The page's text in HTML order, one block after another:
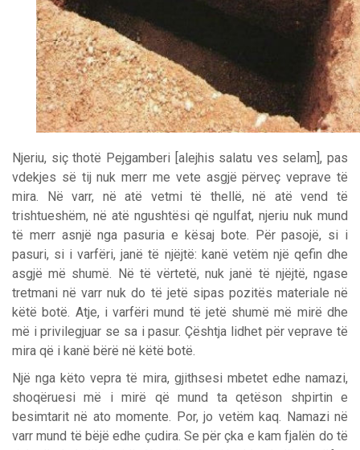
Njeriu, siç thotë Pejgamberi [alejhis salatu ves selam], pas
vdekjes së tij nuk merr me vete asgjë përveç veprave të
mira. Në varr, në atë vetmi të thellë, në atë vend të
trishtueshëm, në atë ngushtësi që ngulfat, njeriu nuk mund
të merr asnjë nga pasuria e kësaj bote. Për pasojë, si i
pasuri, si i varfëri, janë të njëjtë: kanë vetëm një qefin dhe
asgjë më shumë. Në të vërtetë, nuk janë të njëjtë, ngase
tretmani në varr nuk do të jetë sipas pozitës materiale në
këtë botë. Atje, i varfëri mund të jetë shumë më mirë dhe
më i privilegjuar se sa i pasur. Çështja lidhet për veprave të
mira që i kanë bërë në këtë botë.
Një nga këto vepra të mira, gjithsesi mbetet edhe namazi,
shoqëruesi më i mirë që mund ta qetëson shpirtin e
besimtarit në ato momente. Por, jo vetëm kaq. Namazi në
varr mund të bëjë edhe çudira. Se për çka e kam fjalën do të